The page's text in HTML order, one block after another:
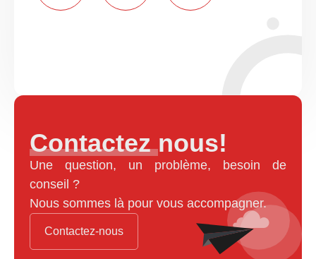
Contactez nous!
Une question, un problème, besoin de
conseil ?
Nous sommes là pour vous accompagner.
Contactez-nous